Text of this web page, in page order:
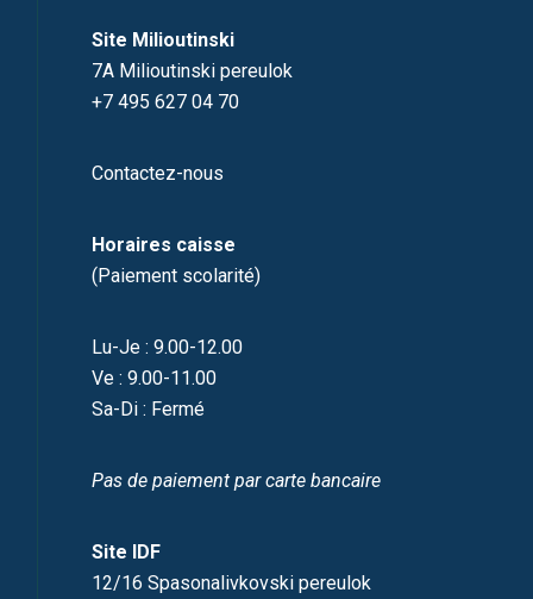
Site Milioutinski
7A Milioutinski pereulok
+7 495 627 04 70
Contactez-nous
Horaires caisse
(Paiement scolarité)
Lu-Je : 9.00-12.00
Ve : 9.00-11.00
Sa-Di : Fermé
Pas de paiement par carte bancaire
Site IDF
12/16 Spasonalivkovski pereulok